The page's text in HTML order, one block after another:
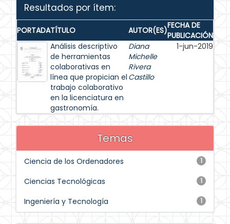
Resultados por ítem:
PORTADATÍTULO AUTOR(ES)FECHA DE
PUBLICACIÓN
Análisis descriptivo
de herramientas
colaborativas en
línea que propician el
trabajo colaborativo
en la licenciatura en
gastronomía.
Diana
Michelle
Rivera
Castillo
1-jun-2019
Temas
1
Ciencia de los Ordenadores
1
Ciencias Tecnológicas
1
Ingeniería y Tecnología